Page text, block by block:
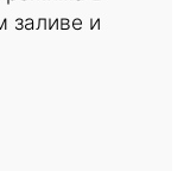
заливе и